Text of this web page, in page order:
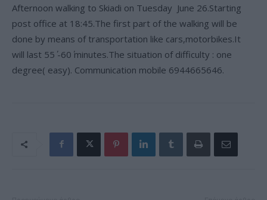
Afternoon walking to Skiadi on Tuesday June 26.Starting
post office at 18:45.The first part of the walking will be
done by means of transportation like cars,motorbikes.It
will last 55΄ -60΄ minutes.The situation of difficulty : one
degree( easy). Communication mobile 6944665646.